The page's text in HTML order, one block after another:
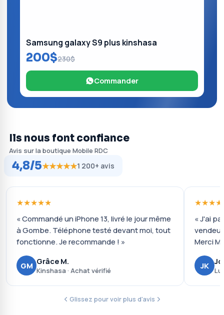
Samsung galaxy S9 plus kinshasa
200$230$
Commander
Ils nous font confiance
Avis sur la boutique Mobile RDC
4,8/5★★★★★1 200+ avis
★★★★★
« Commandé un iPhone 13, livré le jour même
à Gombe. Téléphone testé devant moi, tout
fonctionne. Je recommande ! »
GM Grâce M.
Kinshasa · Achat vérifié
« J'ai
Merci
JK
Glissez pour voir plus d'avis